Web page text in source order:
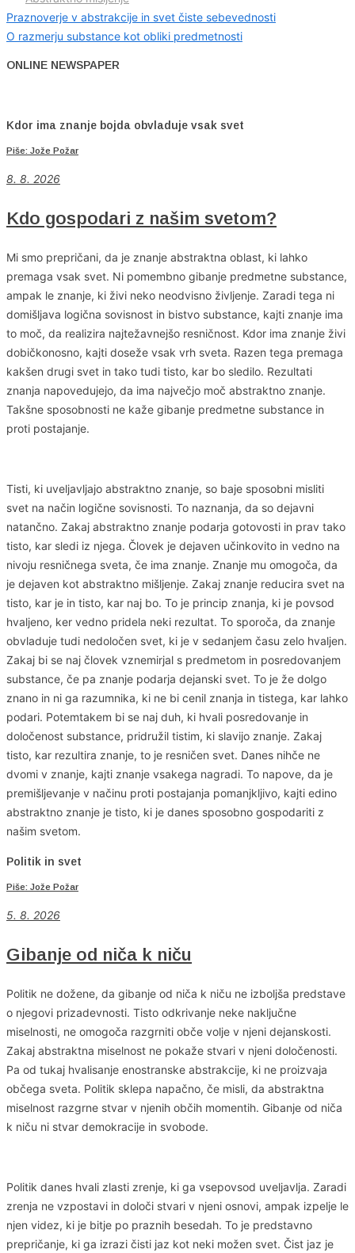
Navigacija
Previous
Post:
Praznoverje v abstrakcije in svet čiste sebevednosti
Next
O razmerju substance kot obliki predmetnosti
ONLINE NEWSPAPER
Kdor ima znanje bojda obvladuje vsak svet
Piše: Jože Požar
8. 8. 2026
Kdo gospodari z našim svetom?
Mi smo prepričani, da je znanje abstraktna oblast, ki lahko
premaga vsak svet. Ni pomembno gibanje predmetne substance,
ampak le znanje, ki živi neko neodvisno življenje. Zaradi tega ni
domišljava logična sovisnost in bistvo substance, kajti znanje ima
to moč, da realizira najtežavnejšo resničnost. Kdor ima znanje živi
dobičkonosno, kajti doseže vsak vrh sveta. Razen tega premaga
kakšen drugi svet in tako tudi tisto, kar bo sledilo. Rezultati
znanja napovedujejo, da ima največjo moč abstraktno znanje.
Takšne sposobnosti ne kaže gibanje predmetne substance in
proti postajanje.
Tisti, ki uveljavljajo abstraktno znanje, so baje sposobni misliti
svet na način logične sovisnosti. To naznanja, da so dejavni
natančno. Zakaj abstraktno znanje podarja gotovosti in prav tako
tisto, kar sledi iz njega. Človek je dejaven učinkovito in vedno na
nivoju resničnega sveta, če ima znanje. Znanje mu omogoča, da
je dejaven kot abstraktno mišljenje. Zakaj znanje reducira svet na
tisto, kar je in tisto, kar naj bo. To je princip znanja, ki je povsod
hvaljeno, ker vedno pridela neki rezultat. To sporoča, da znanje
obvladuje tudi nedoločen svet, ki je v sedanjem času zelo hvaljen.
Zakaj bi se naj človek vznemirjal s predmetom in posredovanjem
substance, če pa znanje podarja dejanski svet. To je že dolgo
znano in ni ga razumnika, ki ne bi cenil znanja in tistega, kar lahko
podari. Potemtakem bi se naj duh, ki hvali posredovanje in
določenost substance, pridružil tistim, ki slavijo znanje. Zakaj
tisto, kar rezultira znanje, to je resničen svet. Danes nihče ne
dvomi v znanje, kajti znanje vsakega nagradi. To napove, da je
premišljevanje v načinu proti postajanja pomanjkljivo, kajti edino
abstraktno znanje je tisto, ki je danes sposobno gospodariti z
našim svetom.
Politik in svet
Piše: Jože Požar
5. 8. 2026
Gibanje od niča k niču
Politik ne dožene, da gibanje od niča k niču ne izboljša predstave
o njegovi prizadevnosti. Tisto odkrivanje neke naključne
miselnosti, ne omogoča razgrniti obče volje v njeni dejanskosti.
Zakaj abstraktna miselnost ne pokaže stvari v njeni določenosti.
Pa od tukaj hvalisanje enostranske abstrakcije, ki ne proizvaja
občega sveta. Politik sklepa napačno, če misli, da abstraktna
miselnost razgrne stvar v njenih občih momentih. Gibanje od niča
k niču ni stvar demokracije in svobode.
Politik danes hvali zlasti zrenje, ki ga vsepovsod uveljavlja. Zaradi
zrenja ne vzpostavi in določi stvari v njeni osnovi, ampak izpelje le
njen videz, ki je bitje po praznih besedah. To je predstavno
prepričanje, ki ga izrazi čisti jaz kot neki možen svet. Čist jaz je